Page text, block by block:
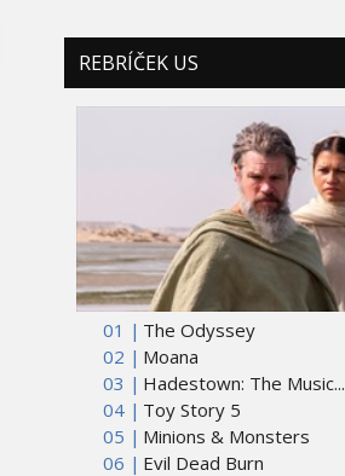
REBRÍČEK US
01 | The Odyssey
02 | Moana
03 | Hadestown: The Music...
04 | Toy Story 5
05 | Minions & Monsters
06 | Evil Dead Burn